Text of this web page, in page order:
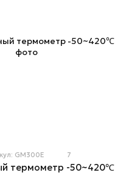
GM300E 7
термометр -50~420℃